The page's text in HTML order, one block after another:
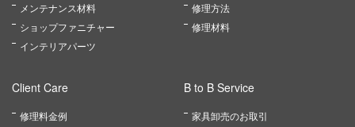
メンテナンス材料
ショップファニチャー
インテリアパーツ
修理方法
修理材料
Client Care
修理料金例
B to B Service
家具卸売のお取引